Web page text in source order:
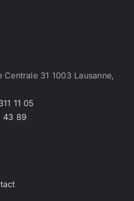
Centrale 31 1003 Lausanne,
11 05
43 89